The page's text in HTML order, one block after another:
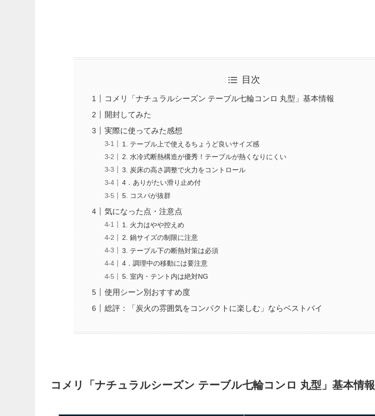
目次
コメリ「ナチュラルシーズン テーブル七輪コンロ 丸型」基本情報
開封してみた
実際に使ってみた感想
1. テーブル上で使えるちょうど良いサイズ感
2. 水冷式断熱構造が優秀！テーブルが熱くなりにくい
3. 炭床の高さ調整で火力をコントロール
4．ありがたい滑り止め付
5. コスパが抜群
気になった点・注意点
1. 火力はやや控えめ
2. 鍋サイズの制限に注意
3. テーブル下の断熱対策は必須
4．調理中の移動には要注意
5. 室内・テント内は絶対NG
使用シーン別おすすめ度
総評：「炭火の雰囲気をコンパクトに楽しむ」ならベストバイ
コメリ「ナチュラルシーズン テーブル七輪コンロ 丸型」基本情報